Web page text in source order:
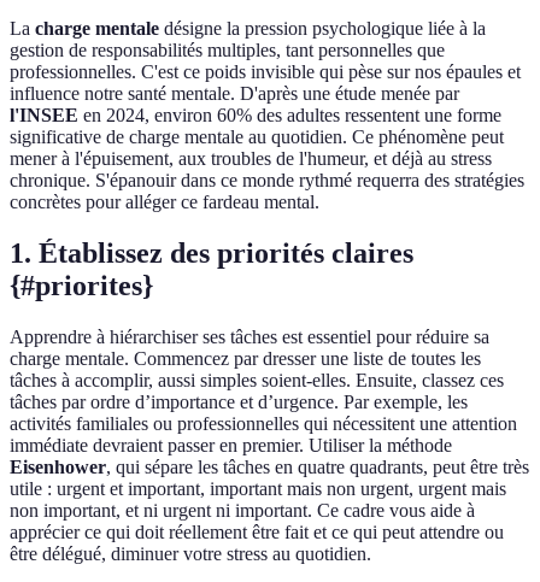
La charge mentale désigne la pression psychologique liée à la
gestion de responsabilités multiples, tant personnelles que
professionnelles. C'est ce poids invisible qui pèse sur nos épaules et
influence notre santé mentale. D'après une étude menée par
l'INSEE en 2024, environ 60% des adultes ressentent une forme
significative de charge mentale au quotidien. Ce phénomène peut
mener à l'épuisement, aux troubles de l'humeur, et déjà au stress
chronique. S'épanouir dans ce monde rythmé requerra des stratégies
concrètes pour alléger ce fardeau mental.
1. Établissez des priorités claires
{#priorites}
Apprendre à hiérarchiser ses tâches est essentiel pour réduire sa
charge mentale. Commencez par dresser une liste de toutes les
tâches à accomplir, aussi simples soient-elles. Ensuite, classez ces
tâches par ordre d’importance et d’urgence. Par exemple, les
activités familiales ou professionnelles qui nécessitent une attention
immédiate devraient passer en premier. Utiliser la méthode
Eisenhower, qui sépare les tâches en quatre quadrants, peut être très
utile : urgent et important, important mais non urgent, urgent mais
non important, et ni urgent ni important. Ce cadre vous aide à
apprécier ce qui doit réellement être fait et ce qui peut attendre ou
être délégué, diminuer votre stress au quotidien.